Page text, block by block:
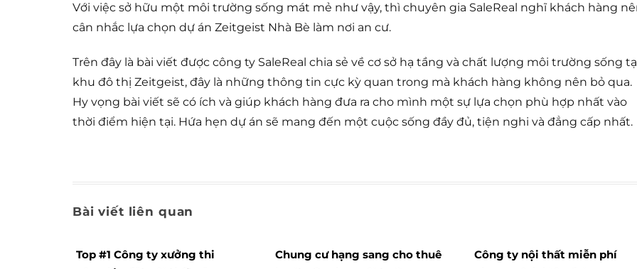
Với việc sở hữu một môi trường sống mát mẻ như vậy, thì chuyên gia SaleReal nghĩ khách hàng
cân nhắc lựa chọn dự án Zeitgeist Nhà Bè làm nơi an cư.
Trên đây là bài viết được công ty SaleReal chia sẻ về cơ sở hạ tầng và chất lượng môi trường sống
khu đô thị Zeitgeist, đây là những thông tin cực kỳ quan trong mà khách hàng không nên bỏ qua.
Hy vọng bài viết sẽ có ích và giúp khách hàng đưa ra cho mình một sự lựa chọn phù hợp nhất vào
thời điểm hiện tại. Hứa hẹn dự án sẽ mang đến một cuộc sống đầy đủ, tiện nghi và đẳng cấp nhất.
Bài viết liên quan
Top #1 Công ty xưởng thi
Chung cư hạng sang cho thuê
Công ty nội thất miễn phí